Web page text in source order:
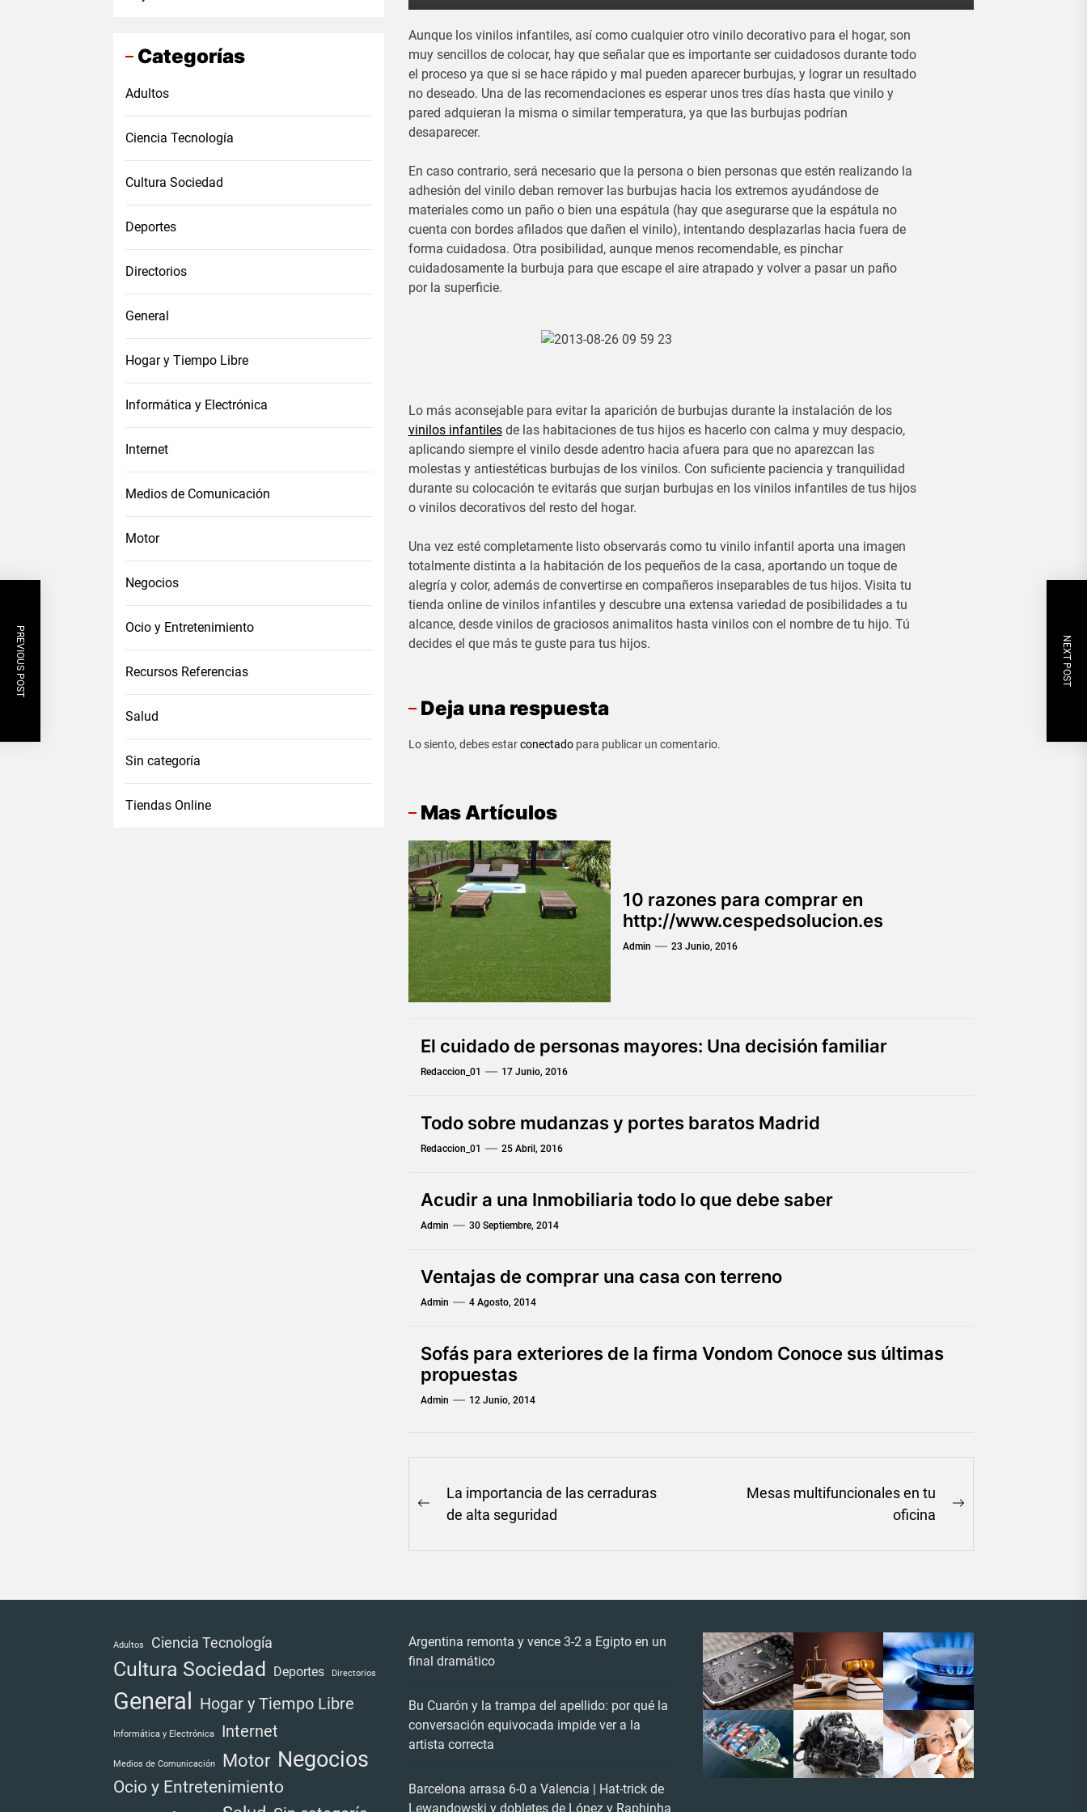
Aunque los vinilos infantiles, así como cualquier otro vinilo decorativo para el hogar, son
muy sencillos de colocar, hay que señalar que es importante ser cuidadosos durante todo
el proceso ya que si se hace rápido y mal pueden aparecer burbujas, y lograr un resultado
no deseado. Una de las recomendaciones es esperar unos tres días hasta que vinilo y
pared adquieran la misma o similar temperatura, ya que las burbujas podrían
desaparecer.
En caso contrario, será necesario que la persona o bien personas que estén realizando la
adhesión del vinilo deban remover las burbujas hacia los extremos ayudándose de
materiales como un paño o bien una espátula (hay que asegurarse que la espátula no
cuenta con bordes afilados que dañen el vinilo), intentando desplazarlas hacia fuera de
forma cuidadosa. Otra posibilidad, aunque menos recomendable, es pinchar
cuidadosamente la burbuja para que escape el aire atrapado y volver a pasar un paño
por la superficie.
Lo más aconsejable para evitar la aparición de burbujas durante la instalación de los
vinilos infantilesde las habitaciones de tus hijos es hacerlo con calma y muy despacio,
aplicando siempre el vinilo desde adentro hacia afuera para que no aparezcan las
molestas y antiestéticas burbujas de los vinilos. Con suficiente paciencia y tranquilidad
durante su colocación te evitarás que surjan burbujas en los vinilos infantiles de tus hijos
o vinilos decorativos del resto del hogar.
Una vez esté completamente listo observarás como tu vinilo infantil aporta una imagen
totalmente distinta a la habitación de los pequeños de la casa, aportando un toque de
alegría y color, además de convertirse en compañeros inseparables de tus hijos. Visita tu
tienda online de vinilos infantiles y descubre una extensa variedad de posibilidades a tu
alcance, desde vinilos de graciosos animalitos hasta vinilos con el nombre de tu hijo. Tú
decides el que más te guste para tus hijos.
Deja una respuesta
Lo siento, debes estarconectadopara publicar un comentario.
PREVIOUS POST NEXT POST
Mas Artículos
10 razones para comprar en
http://www.cespedsolucion.es
Admin 23 Junio, 2016
El cuidado de personas mayores: Una decisión familiar
Redaccion_01 17 Junio, 2016
Todo sobre mudanzas y portes baratos Madrid
Redaccion_01 25 Abril, 2016
Acudir a una Inmobiliaria todo lo que debe saber
Admin 30 Septiembre, 2014
Ventajas de comprar una casa con terreno
Admin 4 Agosto, 2014
Sofás para exteriores de la firma Vondom Conoce sus últimas
propuestas
Admin 12 Junio, 2014
Navegación
entradas
Previous
La importancia de las cerraduras
de alta seguridad
Mesas multifuncionales en tu
oficina
Categorías
Adultos
Ciencia Tecnología
Cultura Sociedad
Deportes
Directorios
General
Hogar y Tiempo Libre
Informática y Electrónica
Internet
Medios de Comunicación
Motor
Negocios
Ocio y Entretenimiento
Recursos Referencias
Salud
Sin categoría
Tiendas Online
Adultos Ciencia Tecnología
Cultura Sociedad Deportes Directorios
General Hogar y Tiempo Libre
Informática y Electrónica Internet
Medios de Comunicación Motor Negocios
Ocio y Entretenimiento
Argentina remonta y vence 3-2 a Egipto en un
final dramático
Bu Cuarón y la trampa del apellido: por qué la
conversación equivocada impide ver a la
artista correcta
Barcelona arrasa 6-0 a Valencia | Hat-trick de
Lewandowski y dobletes de López y Raphinha